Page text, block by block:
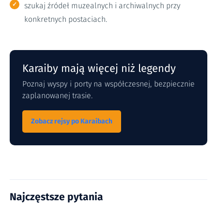
szukaj źródeł muzealnych i archiwalnych przy
konkretnych postaciach.
Karaiby mają więcej niż legendy
Poznaj wyspy i porty na współczesnej, bezpiecznie
zaplanowanej trasie.
Zobacz rejsy po Karaibach
Najczęstsze pytania